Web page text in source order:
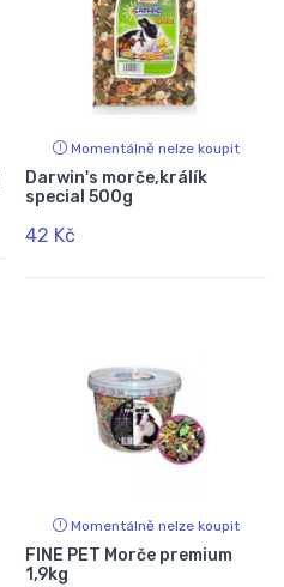
Momentálně nelze koupit
Darwin's morče,králík
special 500g
42 Kč
Momentálně nelze koupit
FINE PET Morče premium
1,9kg